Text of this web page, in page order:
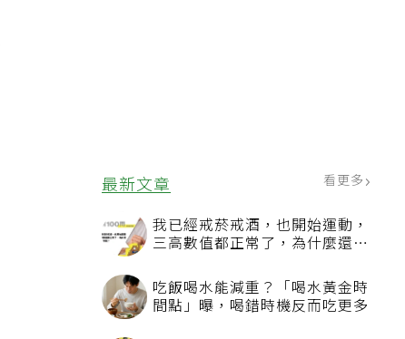
最新文章 看更多
我已經戒菸戒酒，也開始運動，
三高數值都正常了，為什麼還不
吃飯喝水能減重？「喝水黃金時
間點」曝，喝錯時機反而吃更多